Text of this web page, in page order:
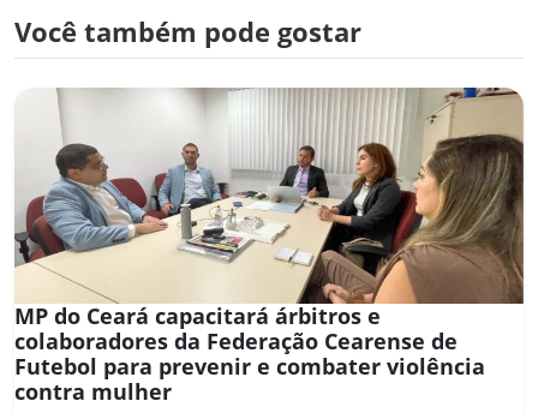
Você também pode gostar
MP do Ceará capacitará árbitros e
colaboradores da Federação Cearense de
Futebol para prevenir e combater violência
contra mulher